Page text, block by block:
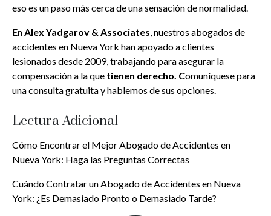
eso es un paso más cerca de una sensación de normalidad.
EnAlex Yadgarov & Associates, nuestros abogados de
accidentes en Nueva York han apoyado a clientes
lesionados desde 2009, trabajando para asegurar la
compensación a la que tienen derecho. Comuníquese para
una consulta gratuita y hablemos de sus opciones.
Lectura Adicional
Cómo Encontrar el Mejor Abogado de Accidentes en
Nueva York: Haga las Preguntas Correctas
Cuándo Contratar un Abogado de Accidentes en Nueva
York: ¿Es Demasiado Pronto o Demasiado Tarde?